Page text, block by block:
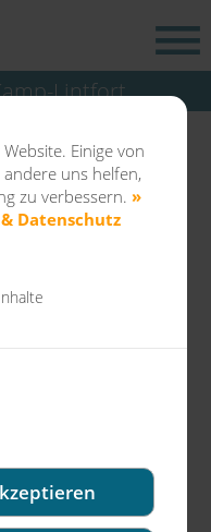
Einige von
uns helfen,
zu verbessern. »
Datenschutz
Lintfort
Lintfort
Dr.
Medizin